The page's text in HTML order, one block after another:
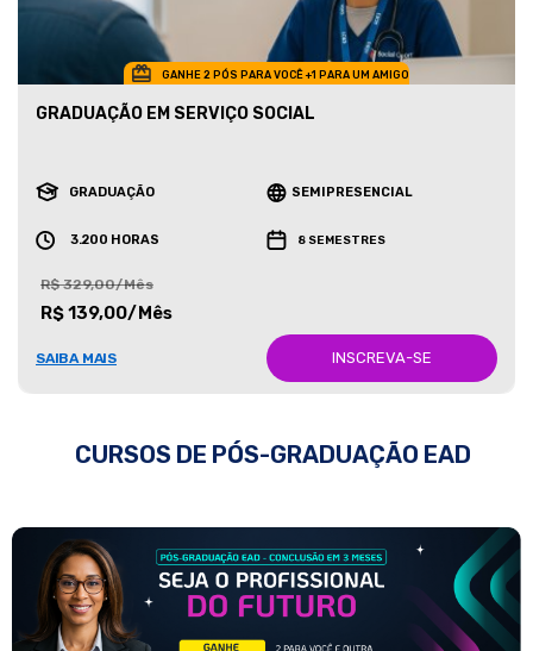
GANHE 2 PÓS PARA VOCÊ +1 PARA UM AMIGO
GRADUAÇÃO EM SERVIÇO SOCIAL
GRADUAÇÃO SEMIPRESENCIAL
3.200 HORAS 8 SEMESTRES
R$ 329,00/Mês
R$ 139,00/Mês
SAIBA MAIS INSCREVA-SE
CURSOS DE PÓS-GRADUAÇÃO EAD